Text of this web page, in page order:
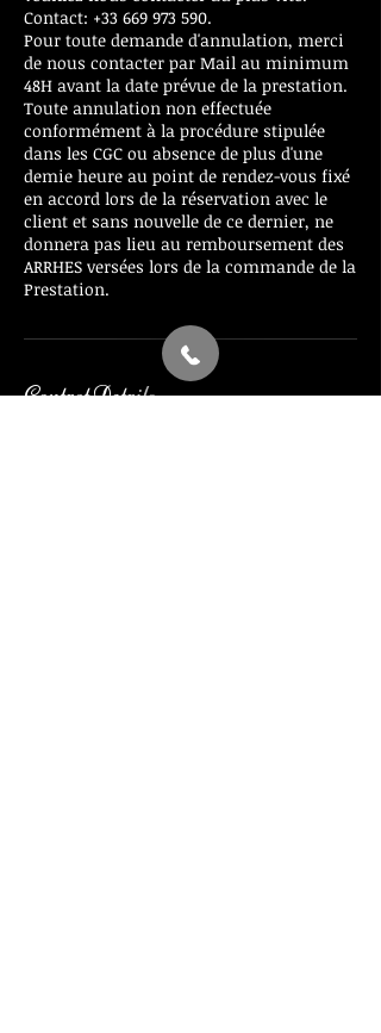
Contact: +33 669 973 590.
Pour toute demande d'annulation, merci
de nous contacter par Mail au minimum
48H avant la date prévue de la prestation.
Toute annulation non effectuée
conformément à la procédure stipulée
dans les CGC ou absence de plus d'une
demie heure au point de rendez-vous fixé
en accord lors de la réservation avec le
client et sans nouvelle de ce dernier, ne
donnera pas lieu au remboursement des
ARRHES versées lors de la commande de la
Prestation.
Contact Details